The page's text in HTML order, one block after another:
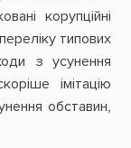
корупційні
типових
з усунення
імітацію
обставин,